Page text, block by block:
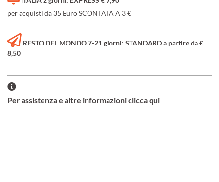
per acquisti da 35 Euro SCONTATA A 3 €
RESTO DEL MONDO 7-21 giorni: STANDARD a partire da €
8,50
Per assistenza e altre informazioni clicca qui